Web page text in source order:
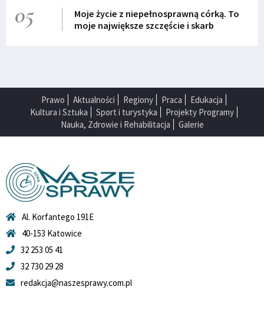
05
Moje życie z niepełnosprawną córką. To
moje największe szczęście i skarb
Prawo Aktualności Regiony Praca
Edukacja
Kultura i Sztuka
Sport i turystyka
Projekty Programy
Nauka, Zdrowie i Rehabilitacja
Galerie
Al. Korfantego 191E
40-153 Katowice
32 253 05 41
32 730 29 28
redakcja@naszesprawy.com.pl